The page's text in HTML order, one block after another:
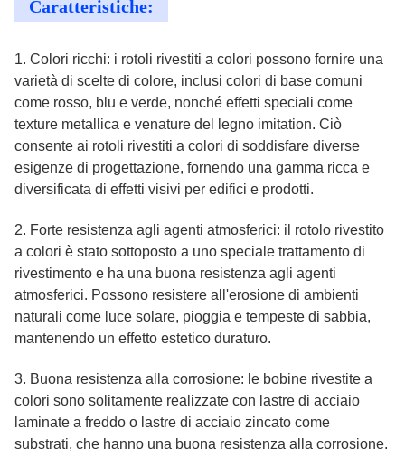
Caratteristiche:
1. Colori ricchi: i rotoli rivestiti a colori possono fornire una
varietà di scelte di colore, inclusi colori di base comuni
come rosso, blu e verde, nonché effetti speciali come
texture metallica e venature del legno imitation. Ciò
consente ai rotoli rivestiti a colori di soddisfare diverse
esigenze di progettazione, fornendo una gamma ricca e
diversificata di effetti visivi per edifici e prodotti.
2. Forte resistenza agli agenti atmosferici: il rotolo rivestito
a colori è stato sottoposto a uno speciale trattamento di
rivestimento e ha una buona resistenza agli agenti
atmosferici. Possono resistere all'erosione di ambienti
naturali come luce solare, pioggia e tempeste di sabbia,
mantenendo un effetto estetico duraturo.
3. Buona resistenza alla corrosione: le bobine rivestite a
colori sono solitamente realizzate con lastre di acciaio
laminate a freddo o lastre di acciaio zincato come
substrati, che hanno una buona resistenza alla corrosione.